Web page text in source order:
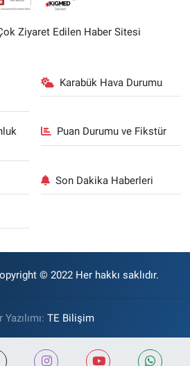
Ziyaret Edilen Haber Sitesi
Karabük Hava Durumu
Puan Durumu ve Fikstür
Son Dakika Haberleri
© 2022 Her hakkı saklıdır.
TE Bilişim